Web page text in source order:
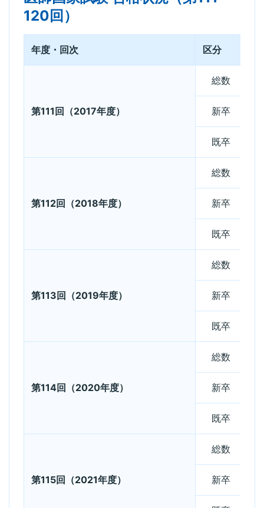
120回）
年度・回次 区分
第111回（2017年度）
総数
新卒
既卒
第112回（2018年度）
総数
新卒
既卒
第113回（2019年度）
総数
新卒
既卒
第114回（2020年度）
総数
新卒
既卒
第115回（2021年度）
総数
新卒